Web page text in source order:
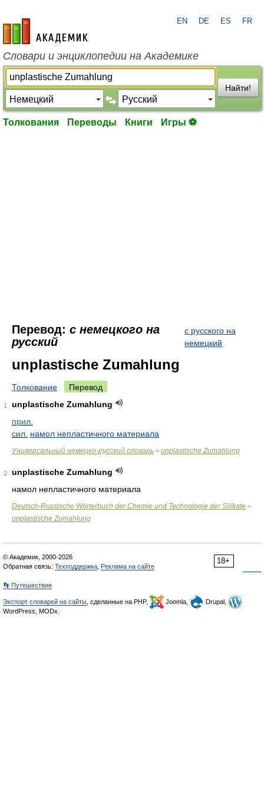
academic.ru
EN DE ES FR
Словари и энциклопедии на Академике
Найти!
Толкования Переводы Книги Игры ⚽
Перевод: с немецкого на
русский
с русского на
немецкий
unplastische Zumahlung
Толкование Перевод
1
unplastische Zumahlung
прил.
сил. намол непластичного материала
Универсальный немецко-русский словарь > unplastische Zumahlung
2
unplastische Zumahlung
намол непластичного материала
Deutsch-Russische Wörterbuch der Chemie und Technologie der Silikate >
unplastische Zumahlung
18+
© Академик, 2000-2026
Обратная связь: Техподдержка Реклама на сайте
👣 Путешествия
Экспорт словарей на сайты , сделанные на PHP, Joomla,
Drupal,
WordPress, MODx.